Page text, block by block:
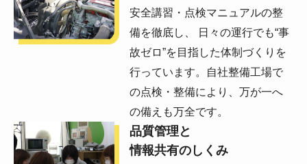
安全講習・点検マニュアルの整
備を徹底し、 日々の運行でも“事
故ゼロ”を目指した体制づくりを
行っています。自社整備工場で
の点検・整備により、万が一へ
の備えも万全です。
品質管理と
情報共有のしくみ